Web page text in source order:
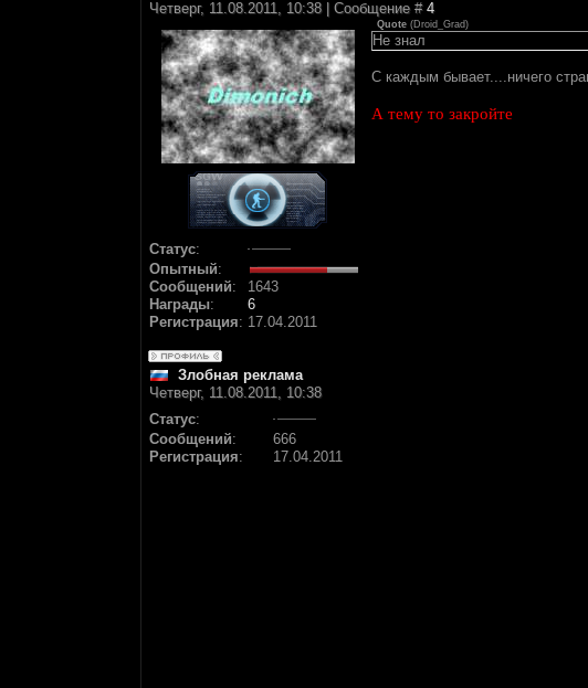
Четверг, 11.08.2011, 10:38 | Сообщение # 4
Статус:
Опытный:
Сообщений:
1643
Награды:
6
Регистрация: 17.04.2011
Quote (Droid_Grad)
Не знал
С каждым бывает....ничего
А тему то закройте
Злобная реклама
Четверг, 11.08.2011, 10:38
Статус:
Сообщений:
666
Регистрация: 17.04.2011